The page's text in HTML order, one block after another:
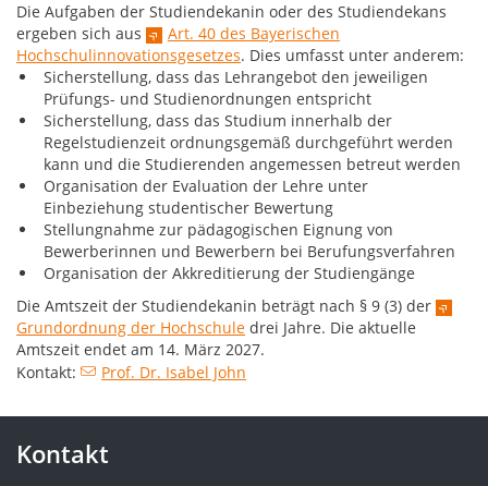
Die Aufgaben der Studiendekanin oder des Studiendekans
ergeben sich aus
Art. 40 des Bayerischen
Hochschulinnovationsgesetzes. Dies umfasst unter anderem:
Sicherstellung, dass das Lehrangebot den jeweiligen
Prüfungs- und Studienordnungen entspricht
Sicherstellung, dass das Studium innerhalb der
Regelstudienzeit ordnungsgemäß durchgeführt werden
kann und die Studierenden angemessen betreut werden
Organisation der Evaluation der Lehre unter
Einbeziehung studentischer Bewertung
Stellungnahme zur pädagogischen Eignung von
Bewerberinnen und Bewerbern bei Berufungsverfahren
Organisation der Akkreditierung der Studiengänge
Die Amtszeit der Studiendekanin beträgt nach § 9 (3) der
Grundordnung der Hochschule drei Jahre. Die aktuelle
Amtszeit endet am 14. März 2027.
Kontakt:
Prof. Dr. Isabel John
Kontakt